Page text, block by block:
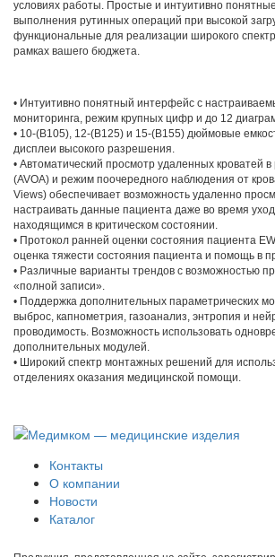
условиях работы. Простые и интуитивно
выполнения рутинных операций при высокой
функциональные для реализации широкого
рамках вашего бюджета.
• Интуитивно понятный интерфейс с
мониторинга, режим крупных цифр и до 12
• 10-(В105), 12-(В125) и 15-(В155) дюймовые
дисплеи высокого разрешения.
• Автоматический просмотр удаленных кроватей
(AVOA) и режим поочередного наблюдения от
Views) обеспечивает возможность удаленно
настраивать данные пациента даже во время
находящимся в критическом состоянии.
• Протокол ранней оценки состояния пациента
оценка тяжести состояния пациента и помощь в
• Различные варианты трендов с возможностью
«полной записи».
• Поддержка дополнительных параметрических
выброс, капнометрия, газоанализ, энтропия и
проводимость. Возможность использовать
дополнительных модулей.
• Широкий спектр монтажных решений для
отделениях оказания медицинской помощи.
Контакты
О компании
Новости
Каталог